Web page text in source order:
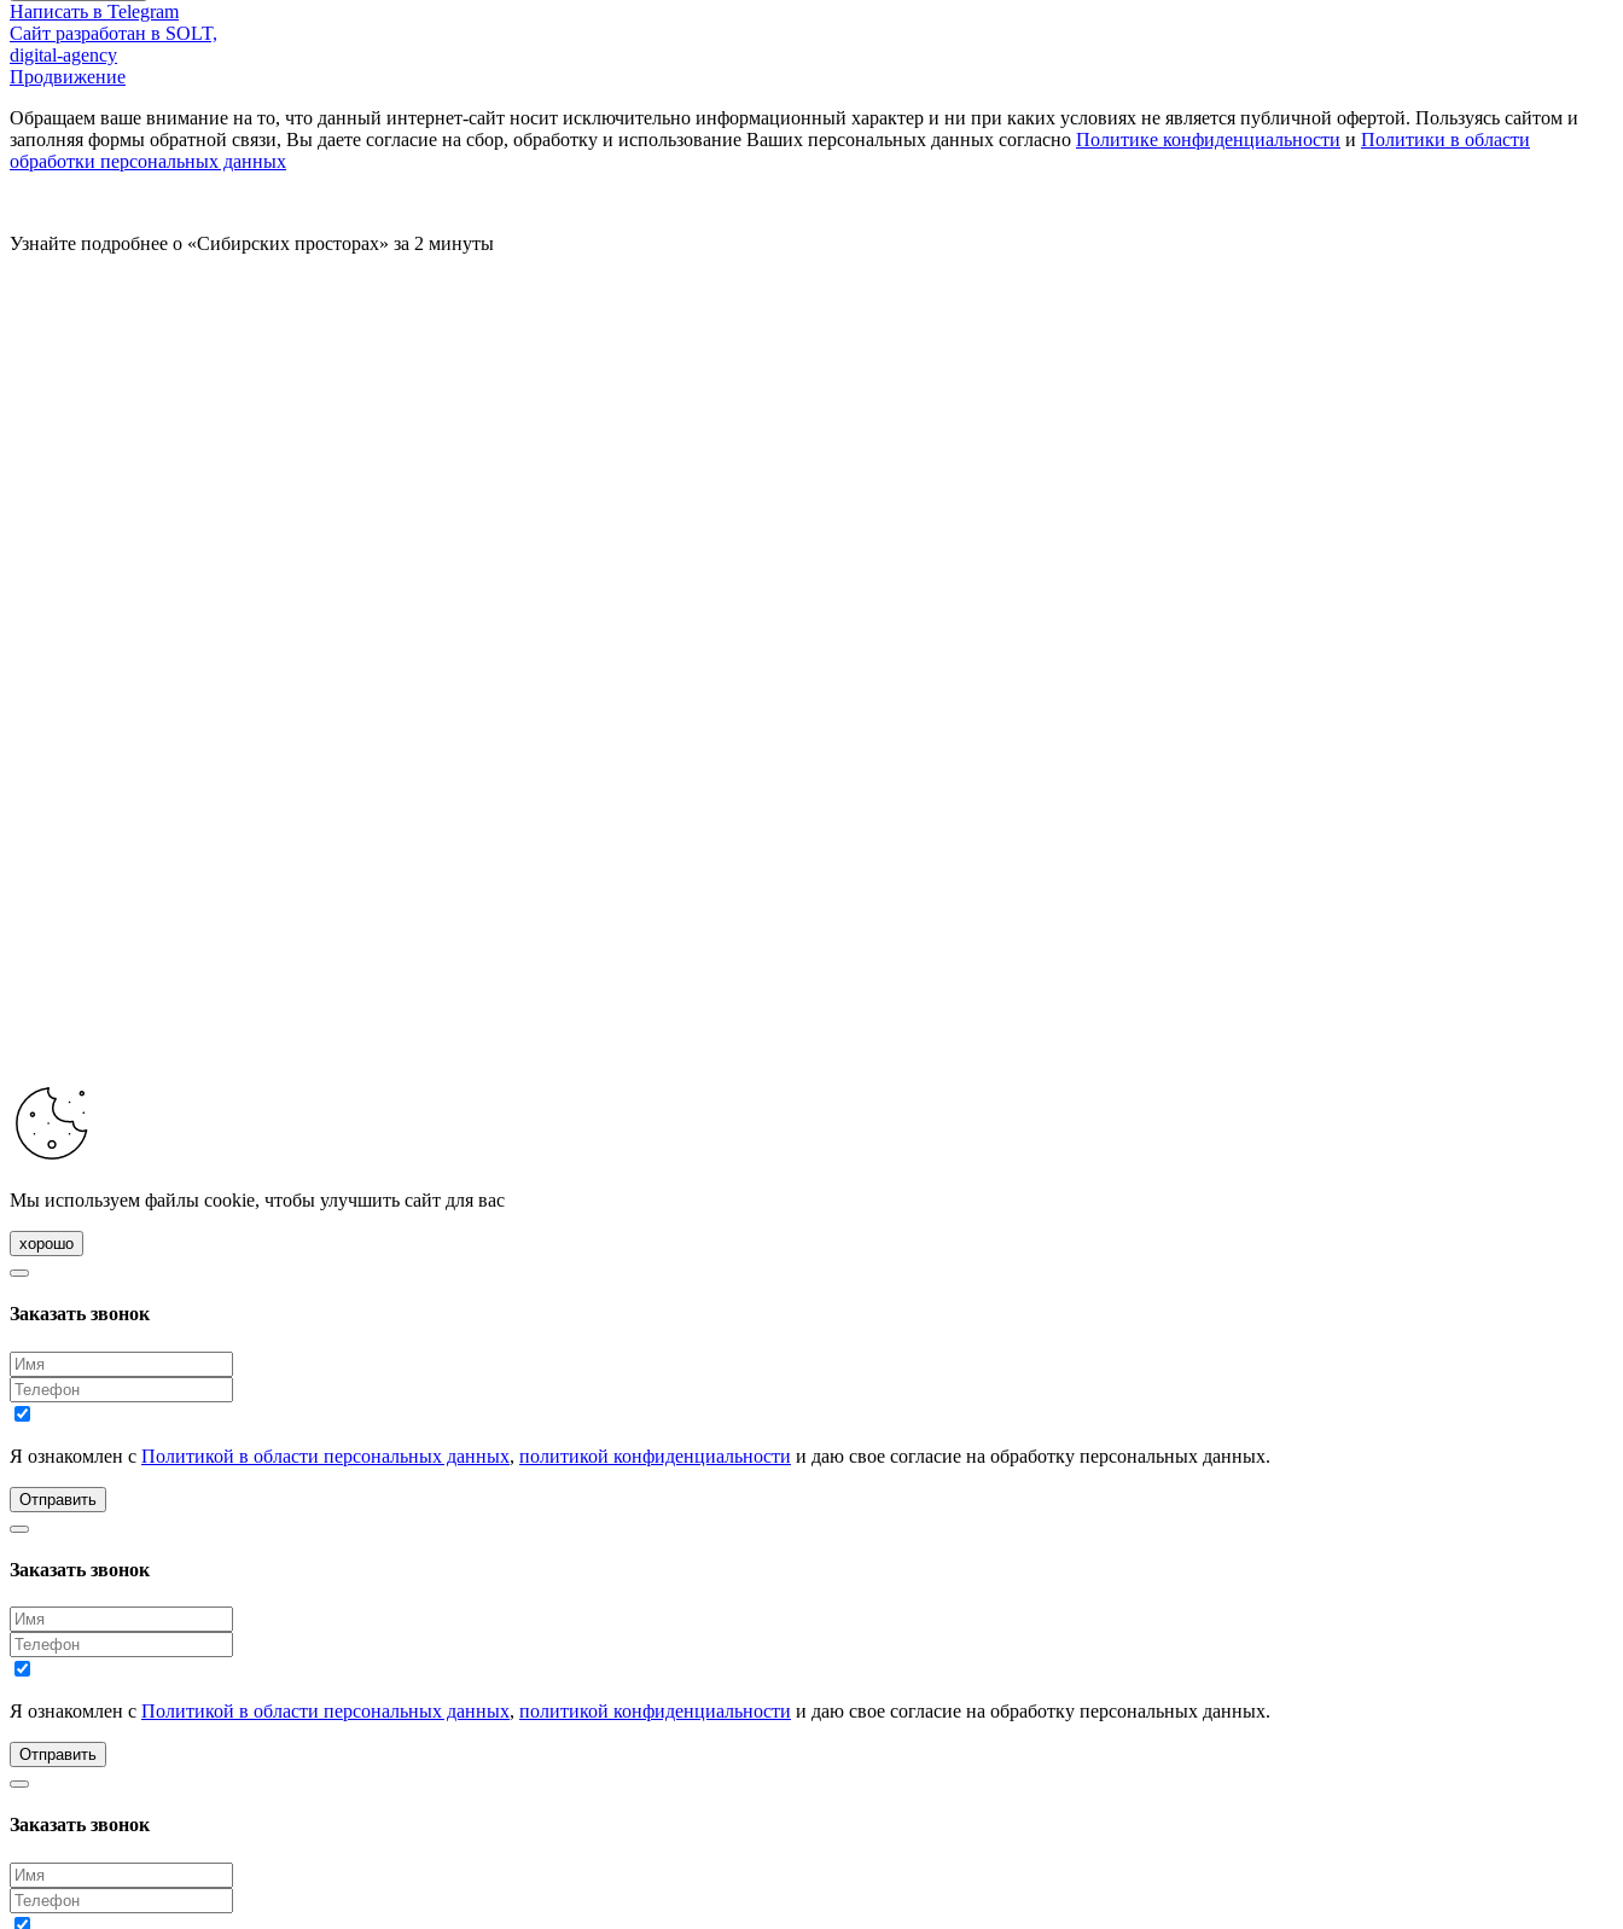
Написать в Telegram
Сайт разработан в SOLT,
digital-agency
Продвижение
Обращаем ваше внимание на то, что данный интернет-сайт носит исключительно информационный характер и ни при каких условиях не является публичной офертой. Пользуясь сайтом и
заполняя формы обратной связи, Вы даете согласие на сбор, обработку и использование Ваших персональных данных согласно Политике конфиденциальности и Политики в области
обработки персональных данных
Узнайте подробнее о «Сибирских просторах» за 2 минуты
Мы используем файлы cookie, чтобы улучшить сайт для вас
хорошо
Заказать звонок
Я ознакомлен с Политикой в области персональных данных, политикой конфиденциальности и даю свое согласие на обработку персональных данных.
Отправить
Заказать звонок
Я ознакомлен с Политикой в области персональных данных, политикой конфиденциальности и даю свое согласие на обработку персональных данных.
Отправить
Заказать звонок